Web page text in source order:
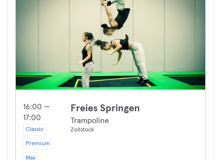
16:00 —
17:00
Classic
Premium
Max
Freies Springen
Trampoline
Zollstock